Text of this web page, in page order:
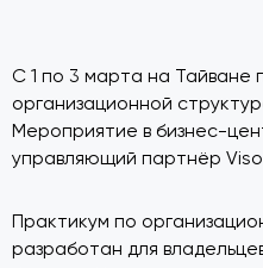
С 1 по 3 марта на Тайване
организационной
Мероприятие в бизнес-
управляющий партнёр
Практикум по
разработан для